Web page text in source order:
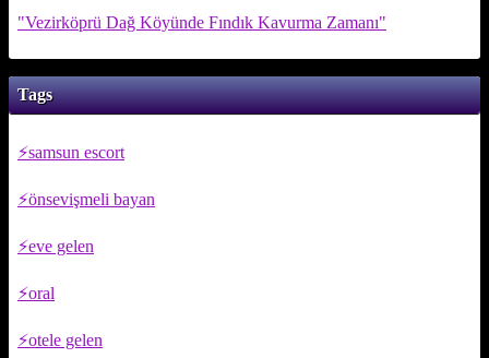
"Vezirköprü Dağ Köyünde Fındık Kavurma Zamanı"
Tags
samsun escort
önsevişmeli bayan
eve gelen
oral
otele gelen